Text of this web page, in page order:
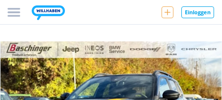
Einloggen